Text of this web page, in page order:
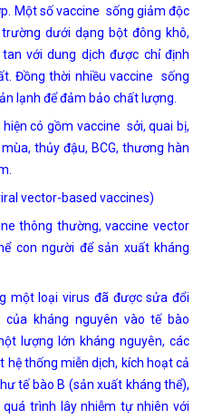
Một số vaccine sống giảm độc
dưới dạng bột đông khô,
với dung dịch được chỉ định
Đồng thời nhiều vaccine sống
lạnh để đảm bảo chất lượng.
có gồm vaccine sởi, quai bị,
thủy đậu, BCG, thương hàn
vector-based vaccines)
thông thường, vaccine vector
con người để sản xuất kháng
loại virus đã được sửa đổi
kháng nguyên vào tế bào
lượng lớn kháng nguyên, các
hệ thống miễn dịch, kích hoạt cả
tế bào B (sản xuất kháng thể),
trình lây nhiễm tự nhiên với